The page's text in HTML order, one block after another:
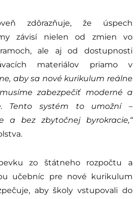
zdôrazňuje, že úspech
závisí nielen od zmien vo
ale aj od dostupnosti
materiálov priamo v
aby sa nové kurikulum reálne
zabezpečiť moderné a
Tento systém to umožní –
a bez zbytočnej byrokracie,“
zo štátneho rozpočtu a
učebníc pre nové kurikulum
aby školy vstupovali do